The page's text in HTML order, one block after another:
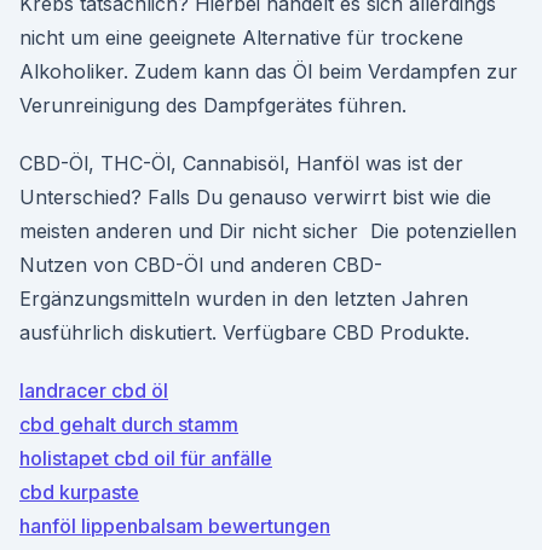
nicht um eine geeignete Alternative für trockene
Alkoholiker. Zudem kann das Öl beim Verdampfen zur
Verunreinigung des Dampfgerätes führen.
CBD-Öl, THC-Öl, Cannabisöl, Hanföl was ist der
Unterschied? Falls Du genauso verwirrt bist wie die
meisten anderen und Dir nicht sicher Die potenziellen
Nutzen von CBD-Öl und anderen CBD-
Ergänzungsmitteln wurden in den letzten Jahren
ausführlich diskutiert. Verfügbare CBD Produkte.
landracer cbd öl
cbd gehalt durch stamm
holistapet cbd oil für anfälle
cbd kurpaste
hanföl lippenbalsam bewertungen